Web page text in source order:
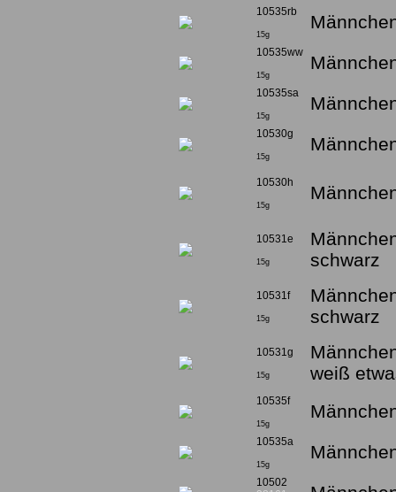
10535rb
15g
10535ww
15g
10535sa
15g
10530g
15g
10530h
15g
10531e
15g
schwarz
10531f
15g
schwarz
10531g
15g
weiß
10535f
15g
10535a
15g
10502